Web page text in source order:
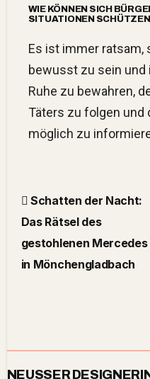
WIE KÖNNEN SICH
SITUATIONEN
Es ist immer ratsam, sich der Umgebung
bewusst zu sein und
Ruhe zu bewahren,
Täters zu folgen und
möglich zu
Schatten der Nacht:
Das Rätsel des
gestohlenen Mercedes
in Mönchengladbach
NEUSSER